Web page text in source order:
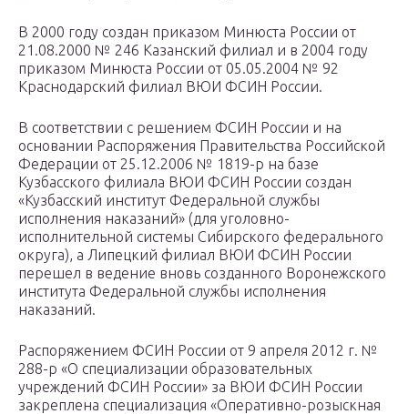
В 2000 году создан приказом Минюста России от
21.08.2000 № 246 Казанский филиал и в 2004 году
приказом Минюста России от 05.05.2004 № 92
Краснодарский филиал ВЮИ ФСИН России.
В соответствии с решением ФСИН России и на
основании Распоряжения Правительства Российской
Федерации от 25.12.2006 № 1819-р на базе
Кузбасского филиала ВЮИ ФСИН России создан
«Кузбасский институт Федеральной службы
исполнения наказаний» (для уголовно-
исполнительной системы Сибирского федерального
округа), а Липецкий филиал ВЮИ ФСИН России
перешел в ведение вновь созданного Воронежского
института Федеральной службы исполнения
наказаний.
Распоряжением ФСИН России от 9 апреля 2012 г. №
288-р «О специализации образовательных
учреждений ФСИН России» за ВЮИ ФСИН России
закреплена специализация «Оперативно-розыскная